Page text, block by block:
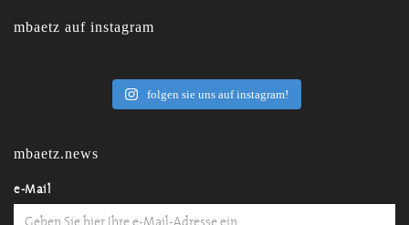
mbaetz auf instagram
folgen sie uns auf instagram!
mbaetz.news
e-Mail